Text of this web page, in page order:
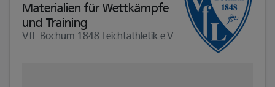
Materialien für Wettkämpfe
und Training
VfL Bochum 1848 Leichtathletik e.V.